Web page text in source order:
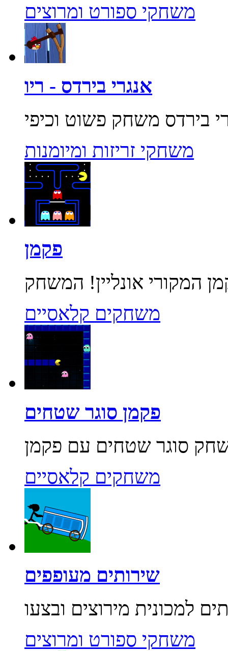
משחקי ספורט ומרוצים
אנגרי בירדס - ריו
משחקי זריזות ומיומנות
פקמן
משחקים קלאסיים
פקמן סוגר שטחים
משחקים קלאסיים
שירותים מעופפים
משחקי ספורט ומרוצים